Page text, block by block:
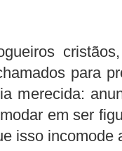
para
merecida:
em ser
isso incomode